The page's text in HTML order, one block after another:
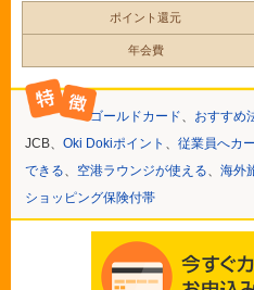
ポイント還元
年会費
ゴールドカード、 おすすめ
JCB、 Oki Dokiポイント 、 従業員へカ
できる、 空港ラウンジが使える、 海外
ショッピング保険付帯